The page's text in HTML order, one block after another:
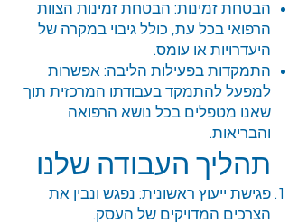
הבטחת זמינות: הבטחת זמינות הצוות
הרפואי בכל עת, כולל גיבוי במקרה של
היעדרויות או עומס.
התמקדות בפעילות הליבה: אפשרות
למפעל להתמקד בעבודתו המרכזית תוך
שאנו מטפלים בכל נושא הרפואה
והבריאות.
תהליך העבודה שלנו
פגישת ייעוץ ראשונית: נפגש ונבין את
הצרכים המדויקים של העסק.